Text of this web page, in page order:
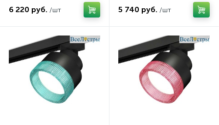
6 220 руб. /шт 5 740 руб. /шт